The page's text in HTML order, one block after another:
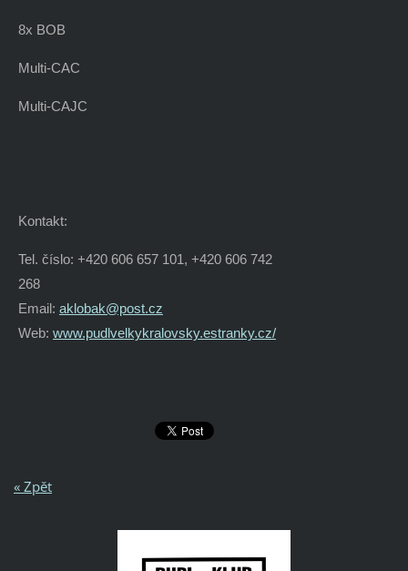
8x BOB
Multi-CAC
Multi-CAJC
Kontakt:
Tel. číslo: +420 606 657 101, +420 606 742
268
Email: aklobak@post.cz
Web: www.pudlvelkykralovsky.estranky.cz/
« Zpět